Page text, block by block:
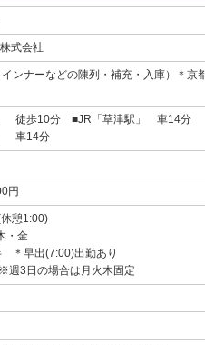
式会社
ンナーなどの陳列・補充・入庫）＊京
徒歩10分 ■JR「草津駅」 車14分
車14分
円
憩1:00)
・金
＊早出(7:00)出勤あり
週3日の場合は月火木固定